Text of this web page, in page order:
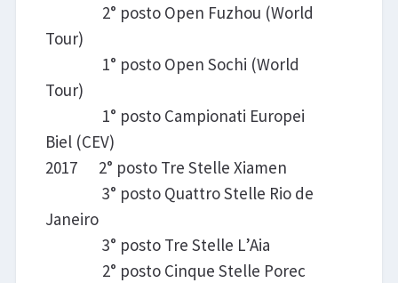
2° posto Open Fuzhou (World
Tour)
1° posto Open Sochi (World
Tour)
1° posto Campionati Europei
Biel (CEV)
2017 2° posto Tre Stelle Xiamen
3° posto Quattro Stelle Rio de
Janeiro
3° posto Tre Stelle L’Aia
2° posto Cinque Stelle Porec